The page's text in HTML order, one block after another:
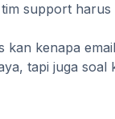
support harus
kenapa
tapi juga soal